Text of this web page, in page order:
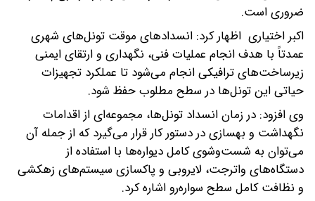
ضروری است.
اکبر اختیاری اظهار کرد: انسدادهای موقت تونل‌های شهری
عمدتاً با هدف انجام عملیات فنی، نگهداری و ارتقای ایمنی
زیرساخت‌های ترافیکی انجام می‌شود تا عملکرد تجهیزات
حیاتی این تونل‌ها در سطح مطلوب حفظ شود.
وی افزود: در زمان انسداد تونل‌ها، مجموعه‌ای از اقدامات
نگهداشت و بهسازی در دستور کار قرار می‌گیرد که از جمله آن
می‌توان به شست‌وشوی کامل دیواره‌ها با استفاده از
دستگاه‌های واترجت، لایروبی و پاکسازی سیستم‌های زهکشی
و نظافت کامل سطح سواره‌رو اشاره کرد.